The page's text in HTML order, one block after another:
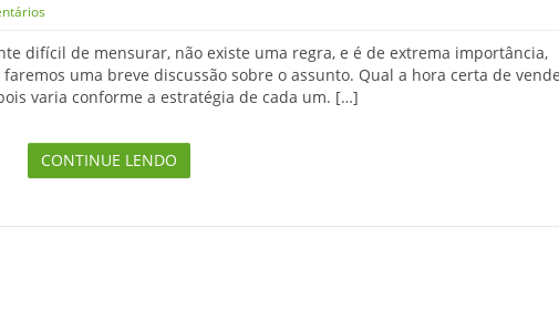
difícil de mensurar, não existe uma regra, e é de extrema importância,
uma breve discussão sobre o assunto. Qual a hora certa de
varia conforme a estratégia de cada um. […]
CONTINUE LENDO